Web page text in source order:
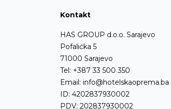
Kontakt
HAS GROUP d.o.o. Sarajevo
Pofalićka 5
71000 Sarajevo
Tel: +387 33 500 350
Email: info@hotelskaoprema.ba
ID: 4202837930002
PDV: 202837930002